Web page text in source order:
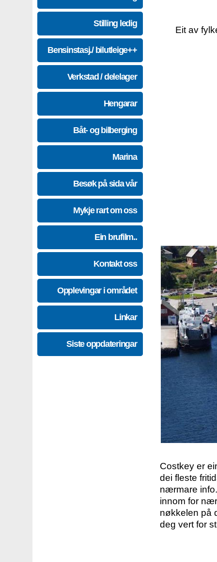
Stilling ledig
Bensinstasj./ bilutleige++
Verkstad / delelager
Hengarar
Båt- og bilberging
Marina
Besøk på sida vår
Mykje rart om oss
Ein brufilm..
Kontakt oss
Opplevingar i området
Linkar
Siste oppdateringar
Eit av
Costkey er
dei fleste
nærmare
innom for
nøkkelen på
deg vert for